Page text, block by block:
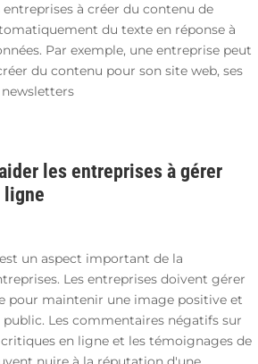
entreprises à créer du contenu de
du texte en réponse à
Par exemple, une entreprise peut
du contenu pour son site web, ses
newsletters
les entreprises à gérer
ligne
un aspect important de la
Les entreprises doivent gérer
pour maintenir une image positive et
Les commentaires négatifs sur
critiques en ligne et les témoignages de